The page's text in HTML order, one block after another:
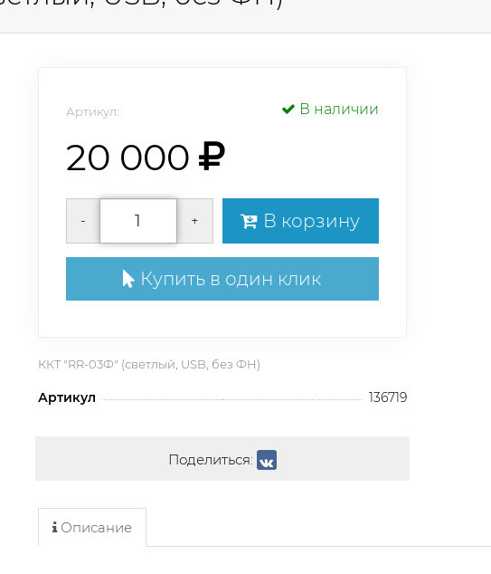
Артикул: В наличии
20 000
- + В корзину
Купить в один клик
ККТ "RR-03Ф" (светлый, USB, без ФН)
Артикул 136719
Поделиться:
Описание